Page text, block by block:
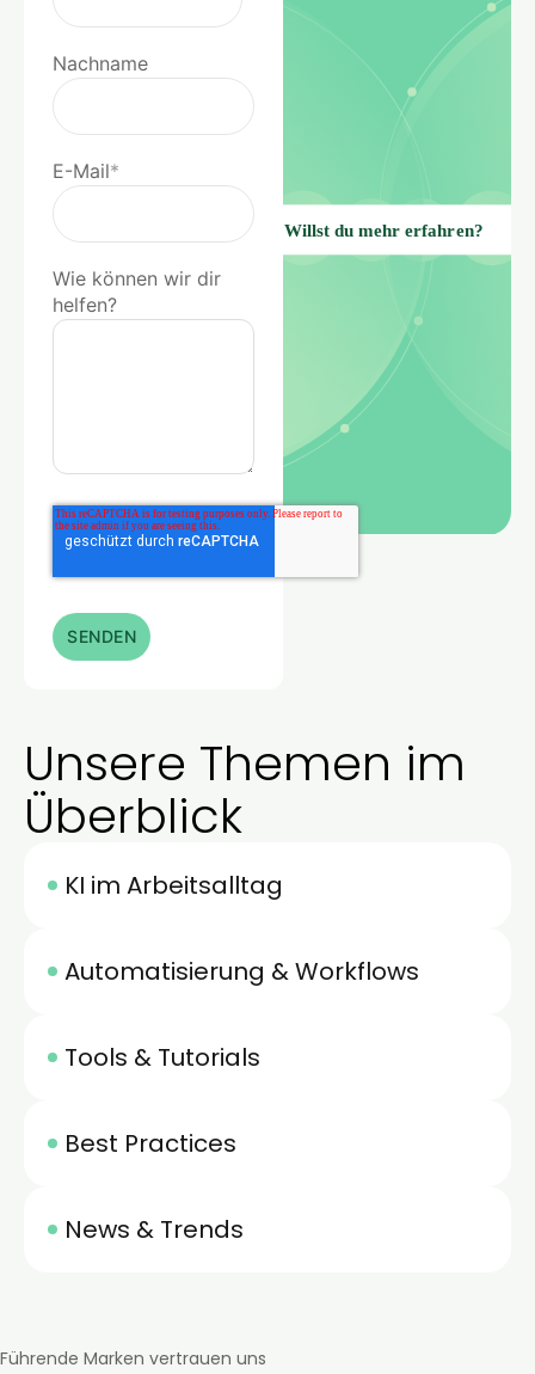
Nachname
E-Mail*
Wie können wir dir
helfen?
Unsere Themen im
Überblick
KI im Arbeitsalltag
Automatisierung & Workflows
Tools & Tutorials
Best Practices
News & Trends
Führende Marken vertrauen uns